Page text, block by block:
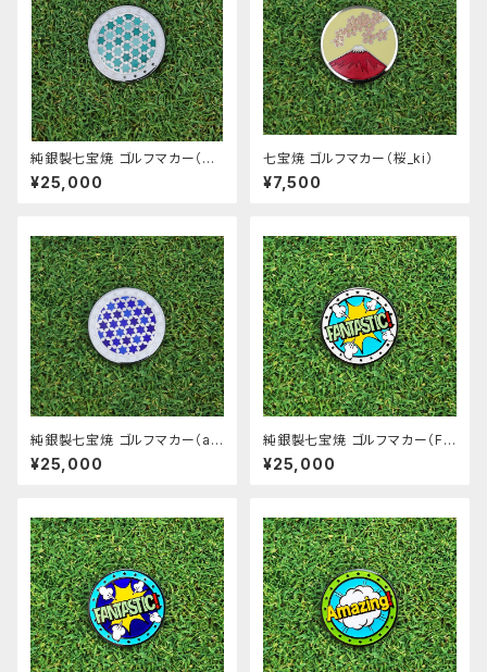
純銀製七宝焼 ゴルフマカー（mi
dori）
¥25,000
七宝焼 ゴルフマカー（桜_ki）
¥7,500
純銀製七宝焼 ゴルフマカー（a
o）
¥25,000
純銀製七宝焼 ゴルフマカー（FA
NTASTIC!_siro）
¥25,000